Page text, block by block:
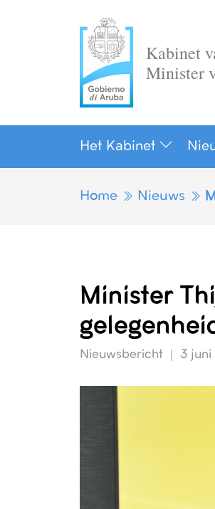
Kabinet
Minister
Het Kabinet
Home Nieuws
Minister
Nieuwsbericht 3